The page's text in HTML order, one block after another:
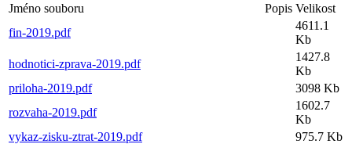
Jméno souboru
Popis Velikost
fin-2019.pdf
4611.1
Kb
hodnotici-zprava-2019.pdf
1427.8
Kb
priloha-2019.pdf
3098 Kb
rozvaha-2019.pdf
1602.7
Kb
vykaz-zisku-ztrat-2019.pdf
975.7 Kb